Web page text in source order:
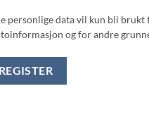
personlige data vil kun bli brukt
og for andre
REGISTER